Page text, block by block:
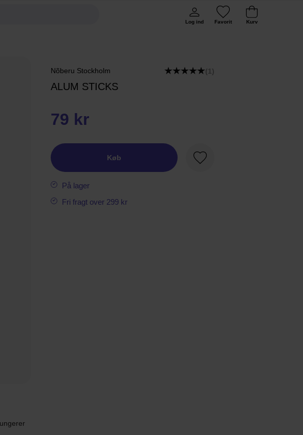
Log ind Favorit Kurv
Nõberu Stockholm (1)
ALUM STICKS
79 kr
Køb
Favorit
På lager
Fri fragt over 299 kr